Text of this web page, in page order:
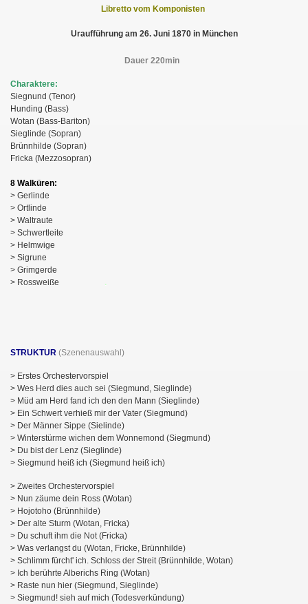
Libretto vom Komponisten
Uraufführung am 26. Juni 1870 in München
Dauer 220min
Charaktere:
Siegnund (Tenor)
Hunding (Bass)
Wotan (Bass-Bariton)
Sieglinde (Sopran)
Brünnhilde (Sopran)
Fricka (Mezzosopran)
8 Walküren:
> Gerlinde
> Ortlinde
> Waltraute
> Schwertleite
> Helmwige
> Sigrune
> Grimgerde
> Rossweiße
.
STRUKTUR (Szenenauswahl)
> Erstes Orchestervorspiel
> Wes Herd dies auch sei (Siegmund, Sieglinde)
> Müd am Herd fand ich den den Mann (Sieglinde)
> Ein Schwert verhieß mir der Vater (Siegmund)
> Der Männer Sippe (Sielinde)
> Winterstürme wichen dem Wonnemond (Siegmund)
> Du bist der Lenz (Sieglinde)
> Siegmund heiß ich (Siegmund heiß ich)
> Zweites Orchestervorspiel
> Nun zäume dein Ross (Wotan)
> Hojotoho (Brünnhilde)
> Der alte Sturm (Wotan, Fricka)
> Du schuft ihm die Not (Fricka)
> Was verlangst du (Wotan, Fricke, Brünnhilde)
> Schlimm fürcht' ich. Schloss der Streit (Brünnhilde, Wotan)
> Ich berührte Alberichs Ring (Wotan)
> Raste nun hier (Siegmund, Sieglinde)
> Siegmund! sieh auf mich (Todesverkündung)